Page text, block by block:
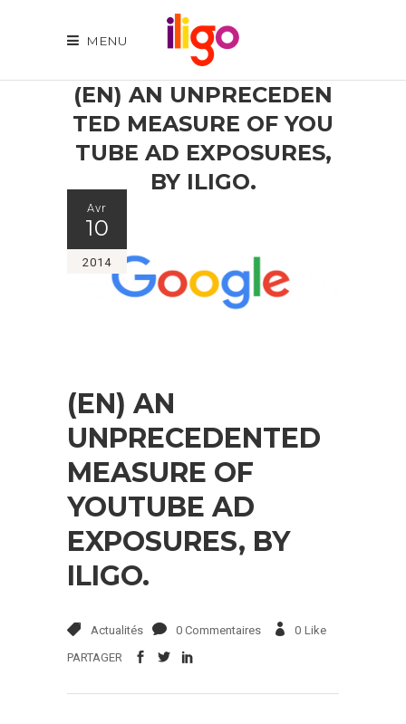
MENU
(EN) AN UNPRECEDEN
TED MEASURE OF YOU
TUBE AD EXPOSURES,
BY ILIGO.
Avr
10
2014
(EN) AN
UNPRECEDENTED
MEASURE OF
YOUTUBE AD
EXPOSURES, BY
ILIGO.
Actualités 0 Commentaires 0 Like
PARTAGER